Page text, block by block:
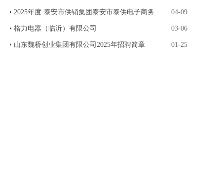
2025年度·泰安市供销集团泰安市泰供电子商务有限 04-09
格力电器（临沂）有限公司 03-06
山东魏桥创业集团有限公司2025年招聘简章 01-25